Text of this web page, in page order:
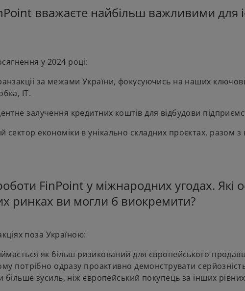
вважаєте найбільш важливими для
у 2024 році:
за межами України, фокусуючись на наших
ІТ.
залучення кредитних коштів для відбудови
сектор економіки в унікально складних проєктах, разом
FinPoint у міжнародних угодах. Які
ринках ви могли б виокремити?
поза Україною:
як більш ризикований для європейського
потрібно одразу проактивно демонструвати
більше зусиль, ніж європейський покупець за інших